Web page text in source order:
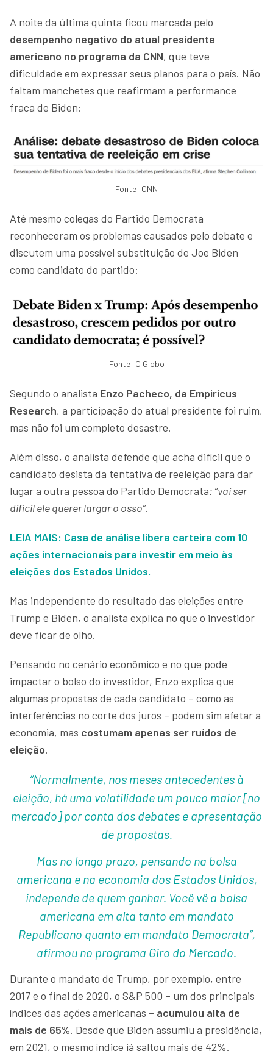
A noite da última quinta ficou marcada pelo
desempenho negativo do atual presidente
americano no programa da CNN, que teve
dificuldade em expressar seus planos para o país. Não
faltam manchetes que reafirmam a performance
fraca de Biden:
Fonte: CNN
Até mesmo colegas do Partido Democrata
reconheceram os problemas causados pelo debate e
discutem uma possível substituição de Joe Biden
como candidato do partido:
Fonte: O Globo
Segundo o analista Enzo Pacheco, da Empiricus
Research, a participação do atual presidente foi ruim,
mas não foi um completo desastre.
Além disso, o analista defende que acha difícil que o
candidato desista da tentativa de reeleição para dar
lugar a outra pessoa do Partido Democrata: “vai ser
difícil ele querer largar o osso”.
LEIA MAIS: Casa de análise libera carteira com 10
ações internacionais para investir em meio às
eleições dos Estados Unidos.
Mas independente do resultado das eleições entre
Trump e Biden, o analista explica no que o investidor
deve ficar de olho.
Pensando no cenário econômico e no que pode
impactar o bolso do investidor, Enzo explica que
algumas propostas de cada candidato – como as
interferências no corte dos juros – podem sim afetar a
economia, mas costumam apenas ser ruídos de
eleição.
“Normalmente, nos meses antecedentes à
eleição, há uma volatilidade um pouco maior [no
mercado] por conta dos debates e apresentação
de propostas.
Mas no longo prazo, pensando na bolsa
americana e na economia dos Estados Unidos,
independe de quem ganhar. Você vê a bolsa
americana em alta tanto em mandato
Republicano quanto em mandato Democrata”,
afirmou no programa Giro do Mercado.
Durante o mandato de Trump, por exemplo, entre
2017 e o final de 2020, o S&P 500 – um dos principais
índices das ações americanas – acumulou alta de
mais de 65%. Desde que Biden assumiu a presidência,
em 2021, o mesmo índice já saltou mais de 42%.